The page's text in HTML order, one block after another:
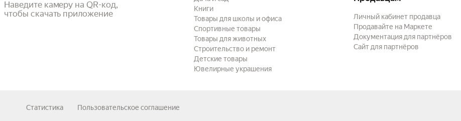
Наведите камеру на QR-код,
чтобы скачать приложение
Книги
Товары для школы и офиса
Спортивные товары
Товары для животных
Строительство и ремонт
Детские товары
Ювелирные украшения
Личный кабинет продавца
Продавайте на Маркете
Документация для партнёров
Сайт для партнёров
Статистика Пользовательское соглашение